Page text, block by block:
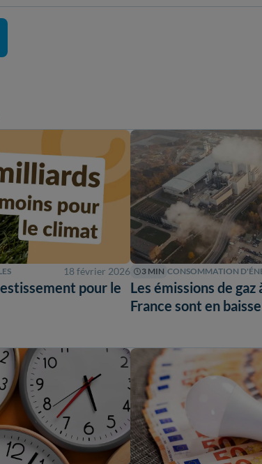
18 février 2026
pour le
3 MIN CONSOMMATION
Les émissions de
France sont en baisse